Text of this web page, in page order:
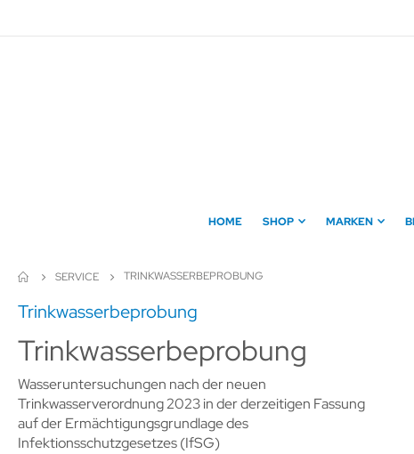
zum
HOME SHOP MARKEN
SERVICE TRINKWASSERBEPROBUNG
Trinkwasserbeprobung
Trinkwasserbeprobung
Wasseruntersuchungen nach der neuen
Trinkwasserverordnung 2023 in der derzeitigen Fassung
auf der Ermächtigungsgrundlage des
Infektionsschutzgesetzes (IfSG)